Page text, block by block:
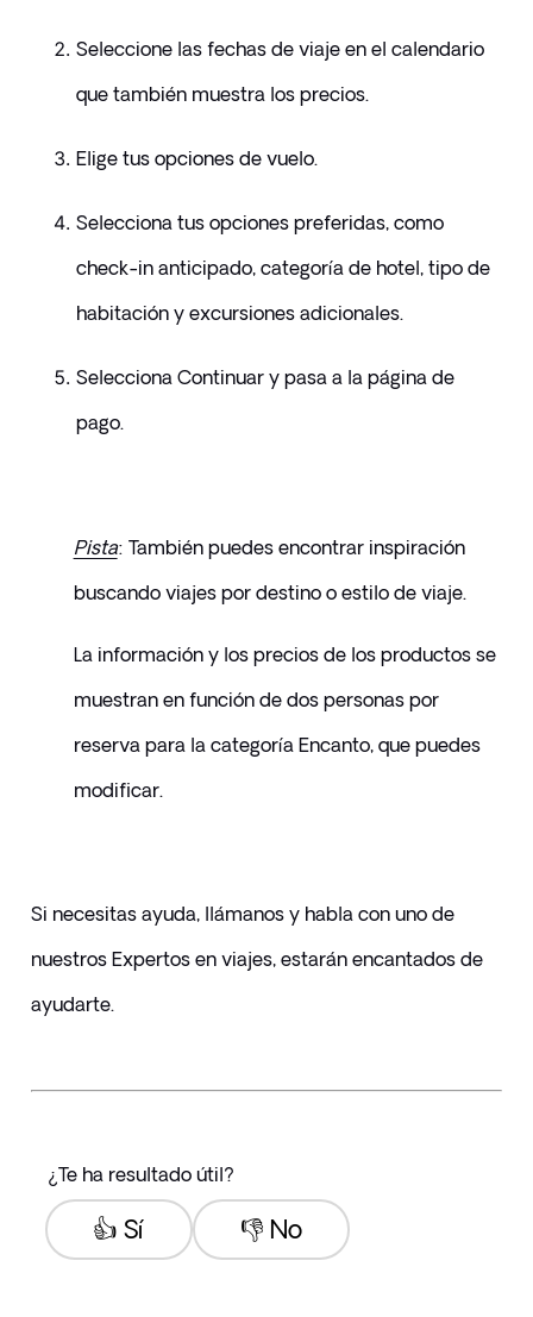
Seleccione las fechas de viaje en el calendario
que también muestra los precios.
Elige tus opciones de vuelo.
Selecciona tus opciones preferidas, como
check-in anticipado, categoría de hotel, tipo de
habitación y excursiones adicionales.
Selecciona Continuar y pasa a la página de
pago.
Pista: También puedes encontrar inspiración
buscando viajes por destino o estilo de viaje.
La información y los precios de los productos se
muestran en función de dos personas por
reserva para la categoría Encanto, que puedes
modificar.
Si necesitas ayuda, llámanos y habla con uno de
nuestros Expertos en viajes, estarán encantados de
ayudarte.
¿Te ha resultado útil?
👎 No
👍 Sí